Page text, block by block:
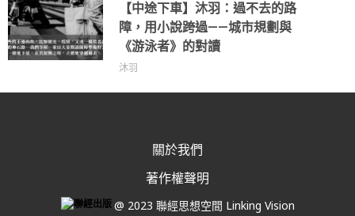
【中途下車】沐羽：過不去的路
障，用小說跨過——城市規劃與
《游泳者》的對讀
沐羽
關於我們
著作權聲明
@ 2023 聯經思想空間 Linking Vision